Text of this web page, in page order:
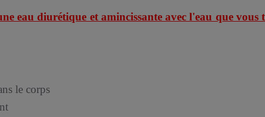
eau diurétique et amincissante avec l'eau que
le corps